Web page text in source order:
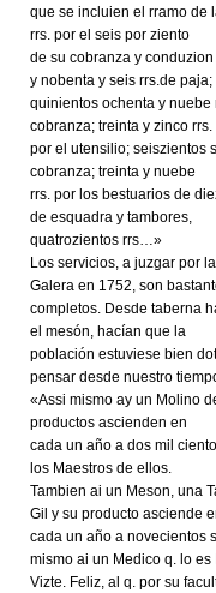
que se incluien el rramo de
rrs. por el seis por ziento
de su cobranza y
y nobenta y seis rrs.de paja;
quinientos ochenta y nuebe
cobranza; treinta y zinco rrs.
por el utensilio; seiszientos
cobranza; treinta y nuebe
rrs. por los bestuarios de
de esquadra y tambores,
quatrozientos rrs…»
Los servicios, a juzgar por
Galera en 1752, son
completos. Desde taberna
el mesón, hacían que la
población estuviese bien
pensar desde nuestro
«Assi mismo ay un Molino
productos ascienden en
cada un año a dos mil
los Maestros de ellos.
Tambien ai un Meson, una
Gil y su producto asciende
cada un año a novecientos
mismo ai un Medico q. lo es
Vizte. Feliz, al q. por su